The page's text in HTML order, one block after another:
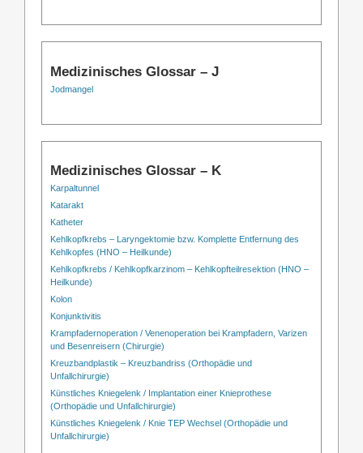
Medizinisches Glossar – J
Jodmangel
Medizinisches Glossar – K
Karpaltunnel
Katarakt
Katheter
Kehlkopfkrebs – Laryngektomie bzw. Komplette Entfernung des
Kehlkopfes (HNO – Heilkunde)
Kehlkopfkrebs / Kehlkopfkarzinom – Kehlkopfteilresektion (HNO –
Heilkunde)
Kolon
Konjunktivitis
Krampfadernoperation / Venenoperation bei Krampfadern, Varizen
und Besenreisern (Chirurgie)
Kreuzbandplastik – Kreuzbandriss (Orthopädie und
Unfallchirurgie)
Künstliches Kniegelenk / Implantation einer Knieprothese
(Orthopädie und Unfallchirurgie)
Künstliches Kniegelenk / Knie TEP Wechsel (Orthopädie und
Unfallchirurgie)